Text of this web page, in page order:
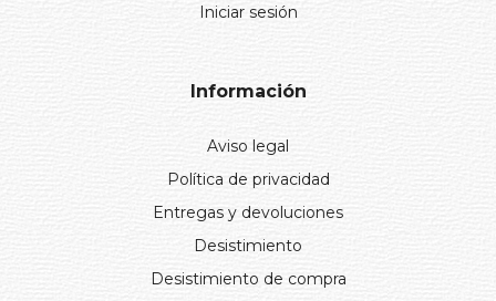
Iniciar sesión
Información
Aviso legal
Política de privacidad
Entregas y devoluciones
Desistimiento
Desistimiento de compra